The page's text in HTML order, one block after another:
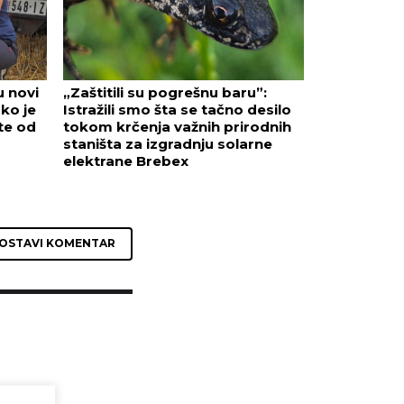
novi
je
od
„Zaštitili su pogrešnu baru”:
Istražili smo šta se tačno desilo
tokom krčenja važnih prirodnih
staništa za izgradnju solarne
elektrane Brebex
KOMENTAR